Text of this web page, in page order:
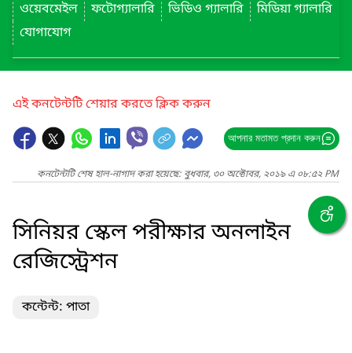
ওয়েবমেইল
ফটোগ্যালারি ভিডিও গ্যালারি
মিডিয়া গ্যালারি
যোগাযোগ
এই কনটেন্টটি শেয়ার করতে ক্লিক করুন
আপনার মতামত প্রদান করুন
কনটেন্টটি শেষ হাল-নাগাদ করা হয়েছে: বুধবার, ৩০ অক্টোবর, ২০১৯ এ ০৮:৫২ PM
সিনিয়র স্কেল পরীক্ষার অনলাইন
রেজিস্ট্রেশন
কন্টেন্ট: পাতা